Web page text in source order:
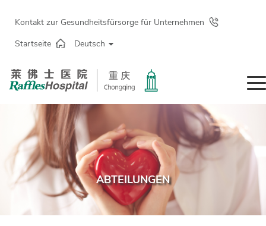
Kontakt zur Gesundheitsfürsorge für Unternehmen
Startseite
Deutsch
ABTEILUNGEN